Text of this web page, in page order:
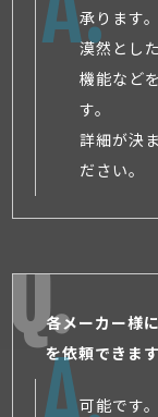
承ります。
漠然とし
機能など
す。
詳細が決
ださい。
各メーカー様
を依頼できま
可能です